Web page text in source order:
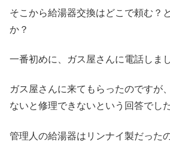
そこから給湯器交換はどこで頼む？
か？
一番初めに、ガス屋さんに電話しまし
ガス屋さんに来てもらったのですが
ないと修理できないという回答でした
管理人の給湯器はリンナイ製だった